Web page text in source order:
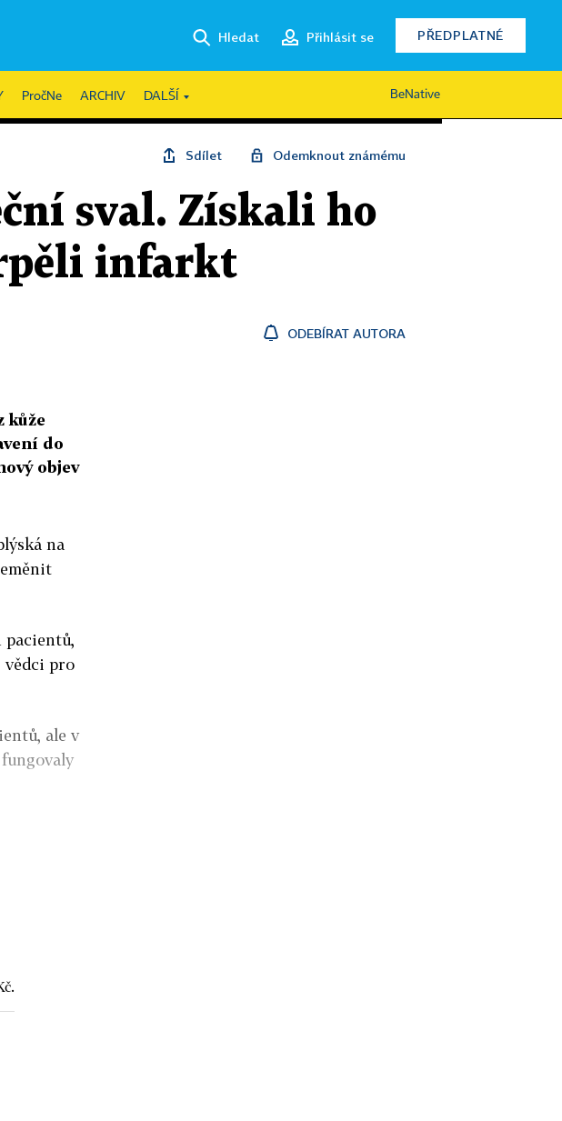
Hledat Přihlásit se PŘEDPLATNÉ
PročNe ARCHIV DALŠÍ BeNative
Sdílet Odemknout známému
sval. Získali ho
infarkt
ODEBÍRAT AUTORA
kůže
do
objev
na
pacientů,
vědci pro
ale v